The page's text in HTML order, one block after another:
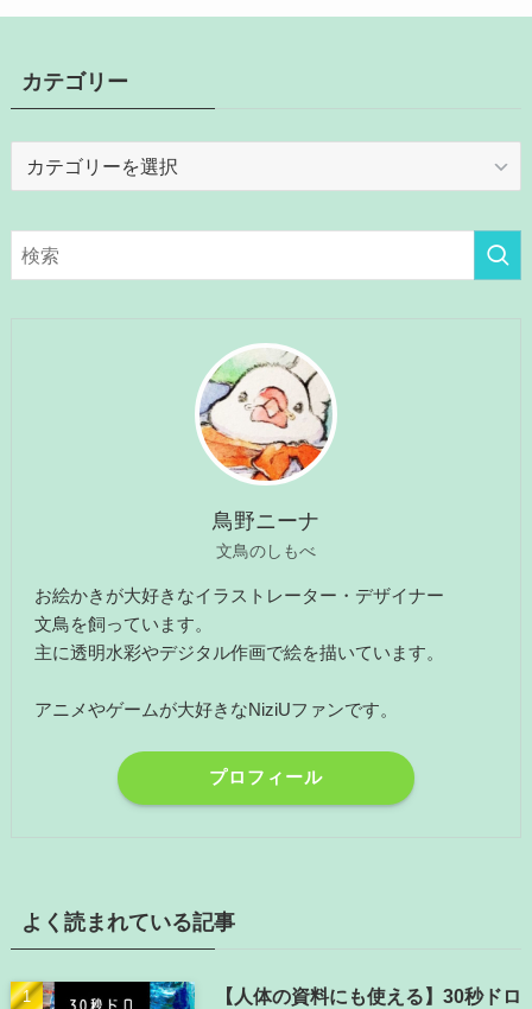
カテゴリー
リ
鳥野ニーナ
文鳥のしもべ
お絵かきが大好きなイラストレーター・デザイナー
文鳥を飼っています。
主に透明水彩やデジタル作画で絵を描いています。
アニメやゲームが大好きなNiziUファンです。
プロフィール
よく読まれている記事
【人体の資料にも使える】30秒ドロ